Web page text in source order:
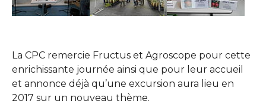
La CPC remercie Fructus et Agroscope pour cette
enrichissante journée ainsi que pour leur accueil
et annonce déjà qu’une excursion aura lieu en
2017 sur un nouveau thème.